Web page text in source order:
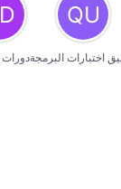
اختبارات البرمجةدورات